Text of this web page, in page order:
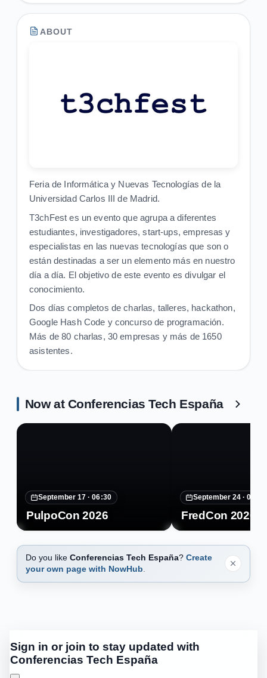
ABOUT
Feria de Informática y Nuevas Tecnologías de la
Universidad Carlos III de Madrid.
T3chFest es un evento que agrupa a diferentes
estudiantes, investigadores, start-ups, empresas y
especialistas en las nuevas tecnologías que son o
están destinadas a ser un elemento más en nuestro
día a día. El objetivo de este evento es divulgar el
conocimiento.
Dos días completos de charlas, talleres, hackathon,
Google Hash Code y concurso de programación.
Más de 80 charlas, 30 empresas y más de 1650
asistentes.
Now at Conferencias Tech España
September 17 ·06:30
PulpoCon 2026
September 24 ·07:30
FredCon 2026
Do you like Conferencias Tech España? Create
your own page with NowHub.
Sign in or join to stay updated with
Conferencias Tech España